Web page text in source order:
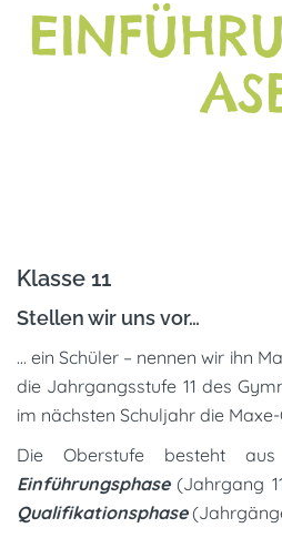
Klasse 11
Stellen wir uns vor…
… ein Schüler – nennen wir ihn
die Jahrgangsstufe 11 des
im nächsten Schuljahr die
Die Oberstufe besteht
Einführungsphase(Jahrgang
Qualifikationsphase